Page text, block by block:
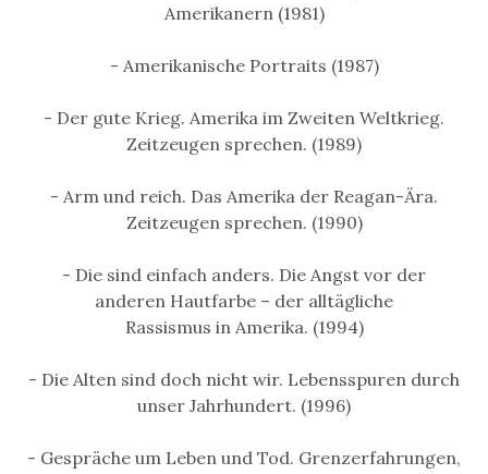
Amerikanern (1981)
- Amerikanische Portraits (1987)
- Der gute Krieg. Amerika im Zweiten Weltkrieg.
Zeitzeugen sprechen. (1989)
- Arm und reich. Das Amerika der Reagan-Ära.
Zeitzeugen sprechen. (1990)
- Die sind einfach anders. Die Angst vor der
anderen Hautfarbe – der alltägliche
Rassismus in Amerika. (1994)
- Die Alten sind doch nicht wir. Lebensspuren durch
unser Jahrhundert. (1996)
- Gespräche um Leben und Tod. Grenzerfahrungen,